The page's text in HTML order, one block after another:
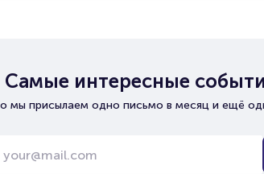
Самые интересные
мы присылаем одно письмо в месяц и ещё